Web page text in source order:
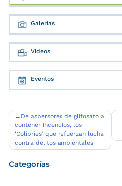
Galerías
Videos
Eventos
Navegación
de
entradas
De aspersores de glifosato a
contener incendios, los
‘Colibríes’ que refuerzan lucha
contra delitos ambientales
Categorías